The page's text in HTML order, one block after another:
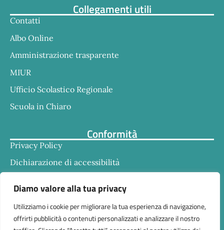
Diamo valore alla tua privacy
Utilizziamo i cookie per migliorare la tua esperienza di navigazione,
offrirti pubblicità o contenuti personalizzati e analizzare il nostro
Collegamenti utili
Contatti
Albo Online
Amministrazione trasparente
MIUR
Ufficio Scolastico Regionale
Scuola in Chiaro
Conformità
Privacy Policy
Dichiarazione di accessibilità